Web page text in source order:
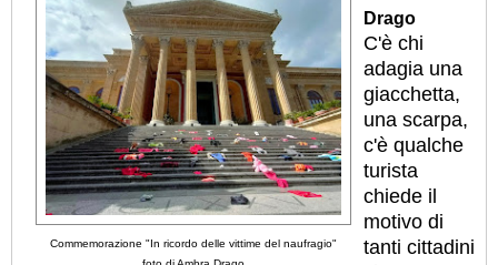
Commemorazione "In ricordo delle vittime del naufragio"
Drago
C'è chi
adagia una
giacchetta,
una scarpa,
c'è qualche
turista
chiede il
motivo di
tanti cittadini